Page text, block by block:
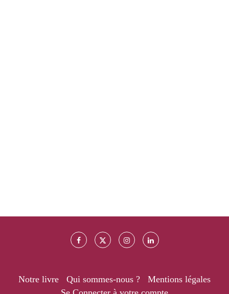
Notre livre Qui sommes-nous ?
Mentions légales